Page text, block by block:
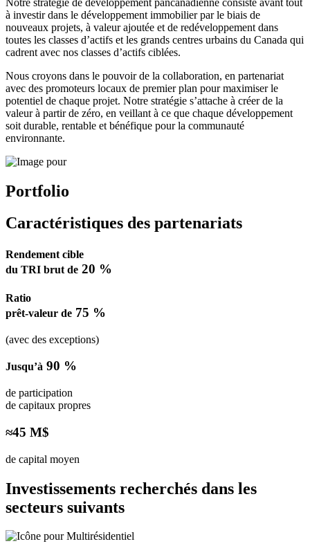
à investir dans le développement immobilier par le biais de
nouveaux projets, à valeur ajoutée et de redéveloppement dans
toutes les classes d’actifs et les grands centres urbains du Canada qui
cadrent avec nos classes d’actifs ciblées.
Nous croyons dans le pouvoir de la collaboration, en partenariat
avec des promoteurs locaux de premier plan pour maximiser le
potentiel de chaque projet. Notre stratégie s’attache à créer de la
valeur à partir de zéro, en veillant à ce que chaque développement
soit durable, rentable et bénéfique pour la communauté
environnante.
Portfolio
Caractéristiques des partenariats
Rendement cible
du TRI brut de 20 %
Ratio
prêt-valeur de 75 %
(avec des exceptions)
Jusqu’à 90 %
de participation
de capitaux propres
≈45 M$
de capital moyen
Investissements recherchés dans les
secteurs suivants